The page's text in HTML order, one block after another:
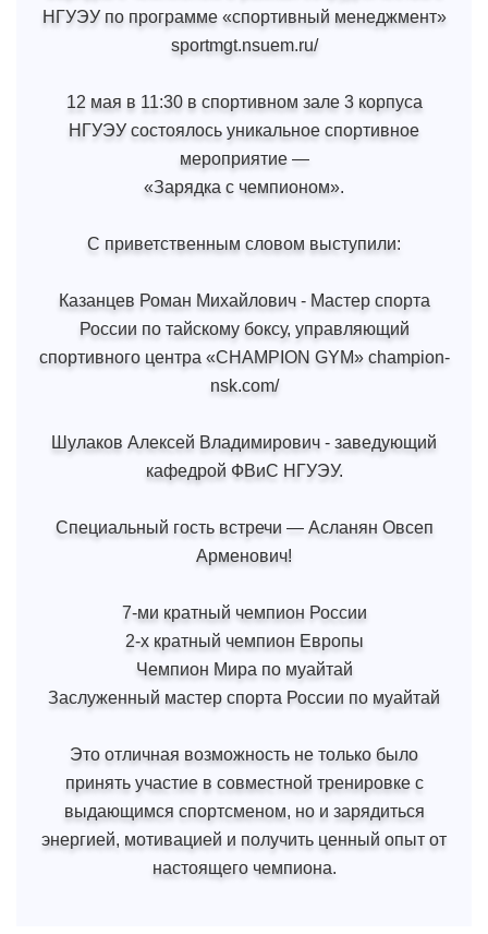
НГУЭУ по программе «спортивный менеджмент»
sportmgt.nsuem.ru/
12 мая в 11:30 в спортивном зале 3 корпуса
НГУЭУ состоялось уникальное спортивное
мероприятие —
«Зарядка с чемпионом».
С приветственным словом выступили:
Казанцев Роман Михайлович - Мастер спорта
России по тайскому боксу, управляющий
спортивного центра «CHAMPION GYM» champion-
nsk.com/
Шулаков Алексей Владимирович - заведующий
кафедрой ФВиС НГУЭУ.
Специальный гость встречи — Асланян Овсеп
Арменович!
7-ми кратный чемпион России
2-х кратный чемпион Европы
Чемпион Мира по муайтай
Заслуженный мастер спорта России по муайтай
Это отличная возможность не только было
принять участие в совместной тренировке с
выдающимся спортсменом, но и зарядиться
энергией, мотивацией и получить ценный опыт от
настоящего чемпиона.